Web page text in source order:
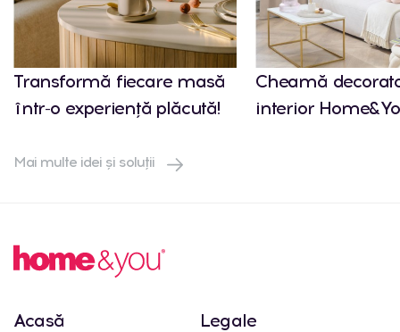
Transformă fiecare masă
într-o experiență plăcută!
Cheamă
interior
Mai multe idei și soluții
Acasă Legale